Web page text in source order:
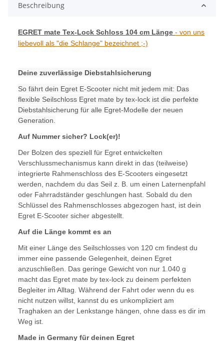
Beschreibung
EGRET mate Tex-Lock Schloss 104 cm Länge - von uns
liebevoll als "die Schlange" bezeichnet ;-)
Deine zuverlässige Diebstahlsicherung
So fährt dein Egret E-Scooter nicht mit jedem mit: Das
flexible Seilschloss Egret mate by tex-lock ist die perfekte
Diebstahlsicherung für alle Egret-Modelle der neuen
Generation.
Auf Nummer sicher? Lock(er)!
Der Bolzen des speziell für Egret entwickelten
Verschlussmechanismus kann direkt in das (teilweise)
integrierte Rahmenschloss des E-Scooters eingesetzt
werden, nachdem du das Seil z. B. um einen Laternenpfahl
oder Fahrradständer geschlungen hast. Sobald du den
Schlüssel des Rahmenschlosses abgezogen hast, ist dein
Egret E-Scooter sicher abgestellt.
Auf die Länge kommt es an
Mit einer Länge des Seilschlosses von 120 cm findest du
immer eine passende Gelegenheit, deinen Egret
anzuschließen. Das geringe Gewicht von nur 1.040 g
macht das Egret mate by tex-lock zu deinem perfekten
Begleiter im Alltag. Während der Fahrt oder wenn du es
nicht nutzen willst, kannst du es unkompliziert am
Traghaken an der Lenkstange hängen, ohne dass es dir im
Weg ist.
Made in Germany für deinen Egret